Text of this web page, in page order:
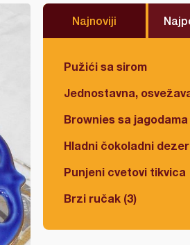
Najnoviji
Pužići sa sirom
Jednostavna,
Brownies sa jagodama
Hladni čokoladni
Punjeni cvetovi tikvica
Brzi ručak (3)